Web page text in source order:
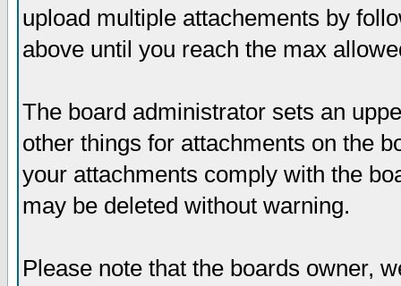
upload multiple attachements by
above until you reach the max
The board administrator sets an
other things for attachments on the
your attachments comply with the
may be deleted without warning.
Please note that the boards owner,